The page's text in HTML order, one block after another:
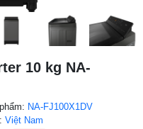
10 kg NA-
NA-FJ100X1DV
Việt Nam